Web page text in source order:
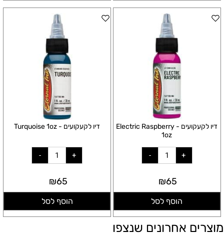
דיו לקעקועים - Electric Raspberry
1oz
₪65
הוסף לסל
דיו לקעקועים - Turquoise 1oz
₪65
הוסף לסל
מוצרים אחרונים שנצפו